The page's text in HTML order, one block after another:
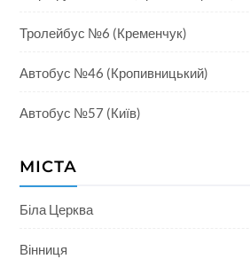
Тролейбус №6 (Кременчук)
Автобус №46 (Кропивницький)
Автобус №57 (Київ)
МІСТА
Біла Церква
Вінниця